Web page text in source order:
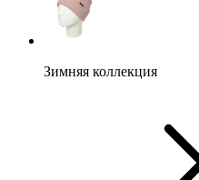
Зимняя коллекция